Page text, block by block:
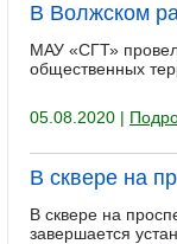
В Волжском
МАУ «СГТ»
общественных
05.08.2020 |
В сквере на
В сквере на
завершается